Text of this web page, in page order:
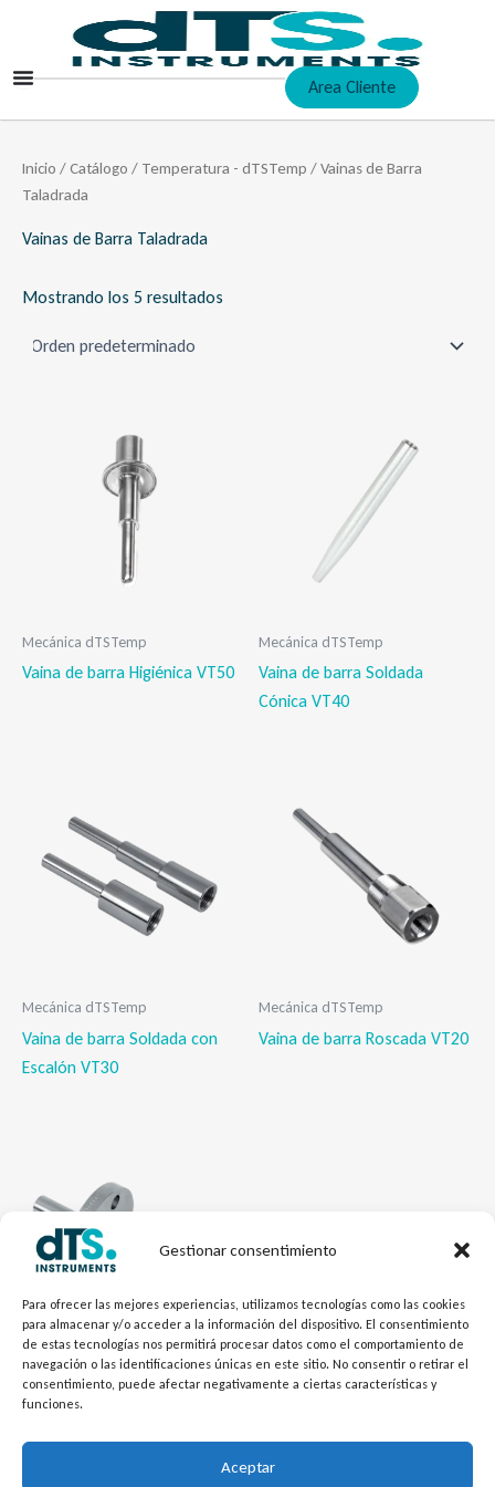
Gestionar consentimiento
Para ofrecer las mejores experiencias, utilizamos tecnologías como las cookies
para almacenar y/o acceder a la información del dispositivo. El consentimiento
de estas tecnologías nos permitirá procesar datos como el comportamiento de
navegación o las identificaciones únicas en este sitio. No consentir o retirar el
consentimiento, puede afectar negativamente a ciertas características y
funciones.
Aceptar
contenido
Area Cliente
Inicio /Catálogo / Temperatura - dTSTemp / Vainas de Barra
Taladrada
Vainas de Barra Taladrada
Mostrando los 5 resultados
Mecánica dTSTemp
Vaina de barra Higiénica VT50
Mecánica dTSTemp
Vaina de barra Soldada
Cónica VT40
Mecánica dTSTemp
Vaina de barra Soldada con
Escalón VT30
Mecánica dTSTemp
Vaina de barra Roscada VT20
Mecánica dTSTemp
Vaina de barra Bridada VT10P